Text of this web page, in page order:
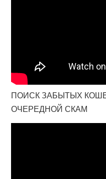
ПОИСК ЗАБЫТЫХ
ОЧЕРЕДНОЙ СКАМ